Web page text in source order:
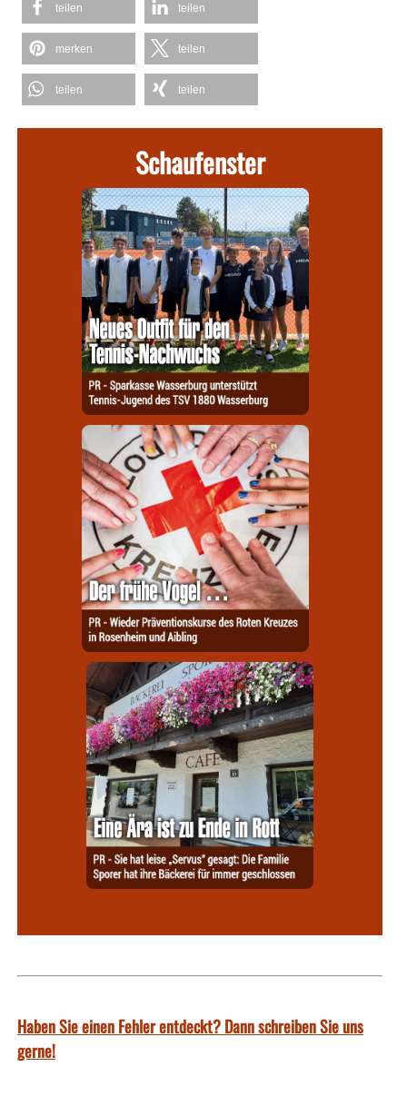
teilen teilen
merken teilen
teilen teilen
Schaufenster
Haben Sie einen Fehler entdeckt? Dann schreiben Sie uns
gerne!